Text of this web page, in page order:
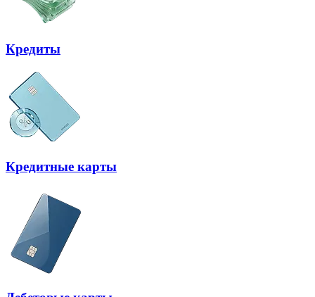
Кредиты
Кредитные карты